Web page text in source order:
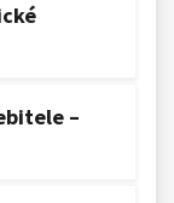
–